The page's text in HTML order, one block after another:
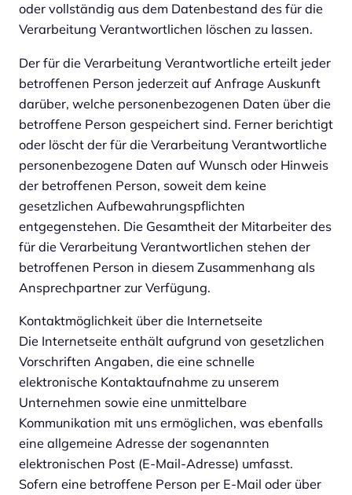
oder vollständig aus dem Datenbestand des für die
Verarbeitung Verantwortlichen löschen zu lassen.
Der für die Verarbeitung Verantwortliche erteilt jeder
betroffenen Person jederzeit auf Anfrage Auskunft
darüber, welche personenbezogenen Daten über die
betroffene Person gespeichert sind. Ferner berichtigt
oder löscht der für die Verarbeitung Verantwortliche
personenbezogene Daten auf Wunsch oder Hinweis
der betroffenen Person, soweit dem keine
gesetzlichen Aufbewahrungspflichten
entgegenstehen. Die Gesamtheit der Mitarbeiter des
für die Verarbeitung Verantwortlichen stehen der
betroffenen Person in diesem Zusammenhang als
Ansprechpartner zur Verfügung.
Kontaktmöglichkeit über die Internetseite
Die Internetseite enthält aufgrund von gesetzlichen
Vorschriften Angaben, die eine schnelle
elektronische Kontaktaufnahme zu unserem
Unternehmen sowie eine unmittelbare
Kommunikation mit uns ermöglichen, was ebenfalls
eine allgemeine Adresse der sogenannten
elektronischen Post (E-Mail-Adresse) umfasst.
Sofern eine betroffene Person per E-Mail oder über